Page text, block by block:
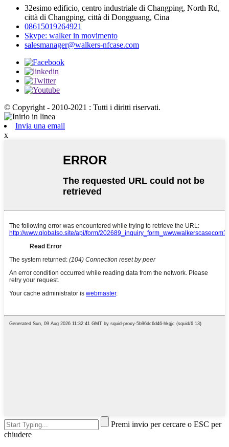
32esimo edificio, centro industriale di Changping, North Rd,
città di Changping, città di Dongguang, Cina
08615019264921
Skype: walker in movimento
salesmanager@walkers-nfcase.com
© Copyright - 2010-2021 : Tutti i diritti riservati.
Invia una email
x
Premi invio per cercare o ESC per
chiudere